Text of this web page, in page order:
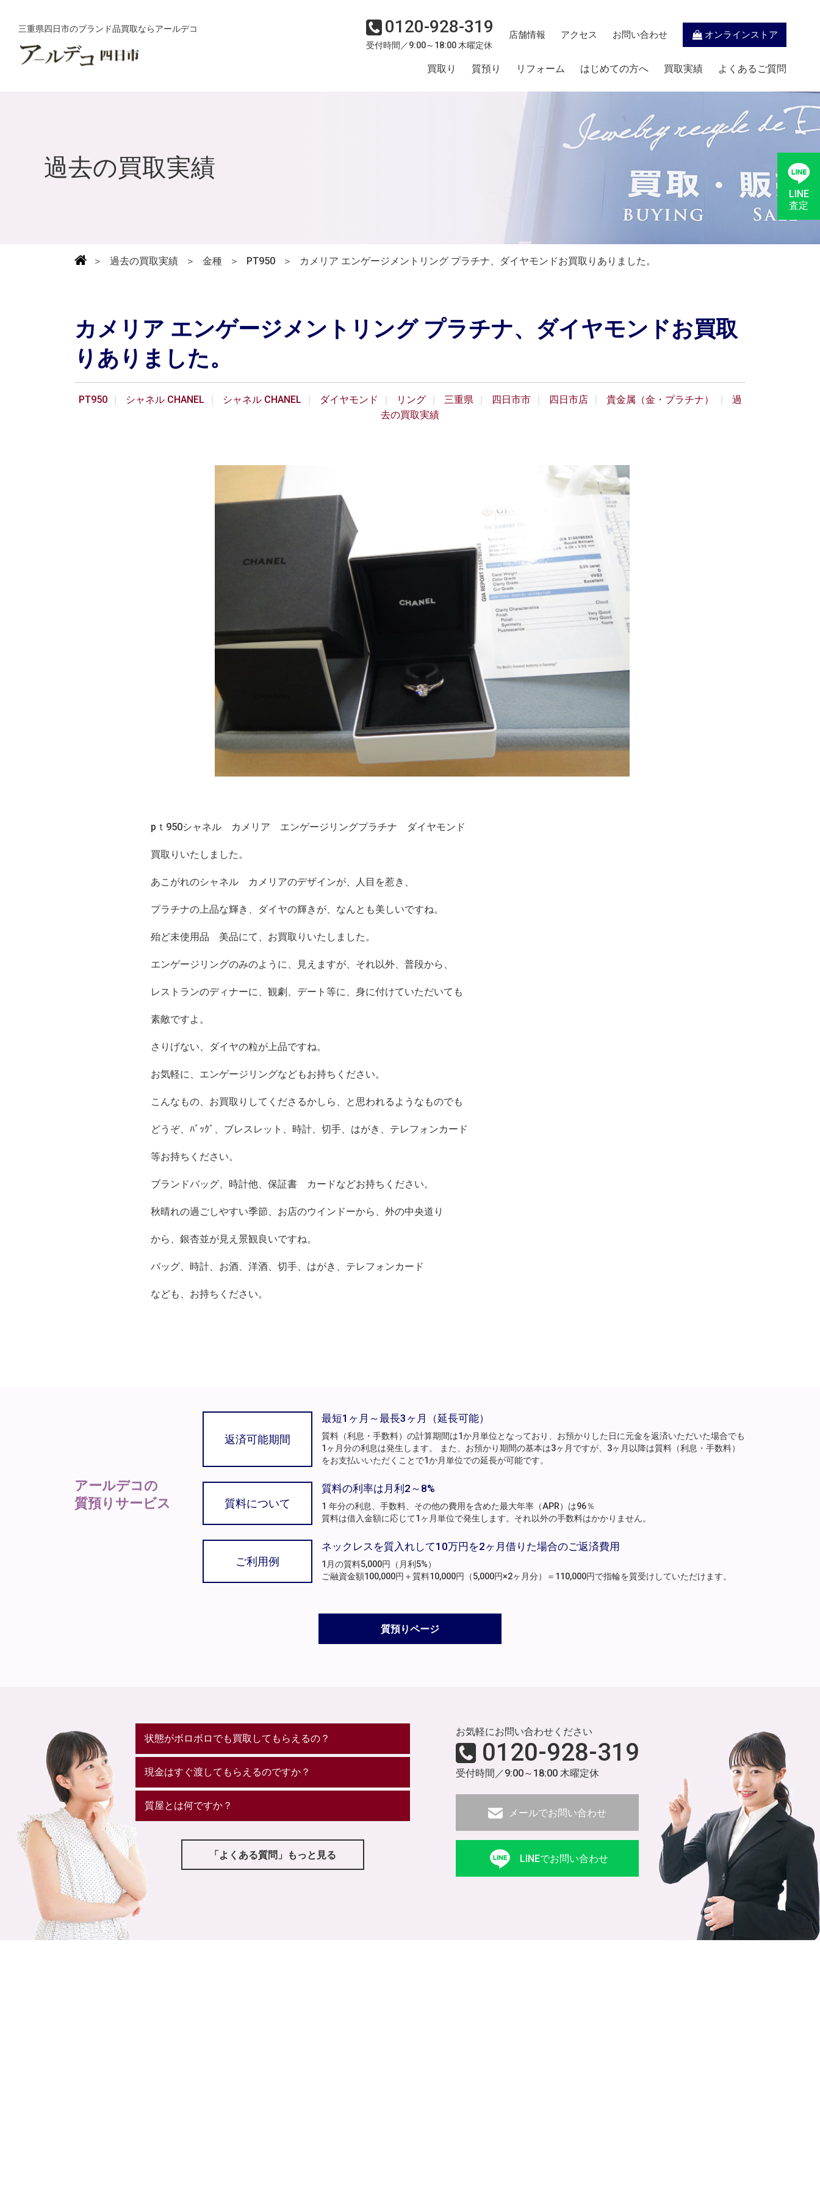
三重県四日市のブランド品買取ならアールデコ 0120-928-319
受付時間／9:00～18:00 木曜定休
店舗情報 アクセス お問い合わせ オンラインストア
買取り 質預り リフォーム はじめての方へ 買取実績 よくあるご質問
LINE
査定
過去の買取実績
＞ 過去の買取実績 ＞ 金種 ＞ PT950 ＞ カメリア エンゲージメントリング プラチナ、ダイヤモンドお買取りありました。
カメリア エンゲージメントリング プラチナ、ダイヤモンドお買取
りありました。
PT950 シャネル CHANEL シャネル CHANEL ダイヤモンド リング 三重県 四日市市 四日市店 貴金属（金・プラチナ）
過
去の買取実績
pｔ950シャネル カメリア エンゲージリングプラチナ ダイヤモンド
買取りいたしました。
あこがれのシャネル カメリアのデザインが、人目を惹き、
プラチナの上品な輝き、ダイヤの輝きが、なんとも美しいですね。
殆ど未使用品 美品にて、お買取りいたしました。
エンゲージリングのみのように、見えますが、それ以外、普段から、
レストランのディナーに、観劇、デート等に、身に付けていただいても
素敵ですよ。
さりげない、ダイヤの粒が上品ですね。
お気軽に、エンゲージリングなどもお持ちください。
こんなもの、お買取りしてくださるかしら、と思われるようなものでも
どうぞ、ﾊﾞｯｸﾞ、ブレスレット、時計、切手、はがき、テレフォンカード
等お持ちください。
ブランドバッグ、時計他、保証書 カードなどお持ちください。
秋晴れの過ごしやすい季節、お店のウインドーから、外の中央道り
から、銀杏並が見え景観良いですね。
バッグ、時計、お酒、洋酒、切手、はがき、テレフォンカード
なども、お持ちください。
アールデコの
質預りサービス
返済可能期間
最短1ヶ月～最長3ヶ月（延長可能）
質料（利息・手数料）の計算期間は1か月単位となっており、お預かりした日に元金を返済いただいた場合でも
1ヶ月分の利息は発生します。 また、お預かり期間の基本は3ヶ月ですが、3ヶ月以降は質料（利息・手数料）
をお支払いいただくことで1か月単位での延長が可能です。
質料について
質料の利率は月利2～8%
1 年分の利息、手数料、その他の費用を含めた最大年率（APR）は96％
質料は借入金額に応じて1ヶ月単位で発生します。それ以外の手数料はかかりません。
ご利用例
ネックレスを質入れして10万円を2ヶ月借りた場合のご返済費用
1月の質料5,000円（月利5%）
ご融資金額100,000円＋質料10,000円（5,000円×2ヶ月分）＝110,000円で指輪を質受けしていただけます。
質預りページ
状態がボロボロでも買取してもらえるの？
現金はすぐ渡してもらえるのですか？
質屋とは何ですか？
「よくある質問」もっと見る
お気軽にお問い合わせください
0120-928-319
受付時間／9:00～18:00 木曜定休
メールでお問い合わせ
LINEでお問い合わせ